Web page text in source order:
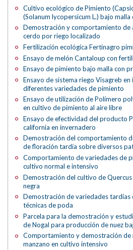
Cultivo ecológico de Pimiento
(Solanum lycopersicum L.) bajo
Demostración y comportamiento de
cerdo por riego localizado
Fertilización ecológica Fertinagro
Ensayo de melón Cantaloup con
Ensayo de pimiento bajo malla con
Ensayo de sistema riego Visagreb
diferentes variedades de pimiento
Ensayo de utilización de Polímero
en cultivo de pimiento al aire libre
Ensayo de efectividad del producto
california en invernadero
Demostración del comportamiento
de floración tardía sobre diversos
Comportamiento de variedades de
cultivo normal e intensivo
Demostración del cultivo de
negra
Demostración de variedades
técnicas de poda
Parcela para la demostración y
de Nogal para producción de nuez
Comportamiento y demostración de
manzano en cultivo intensivo